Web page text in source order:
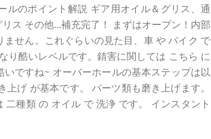
ルのポイント解説 ギア用オイル＆グリス、通
ス その他...補充完了！ まずはオープン！内部
せん。これぐらいの見た目、車 や バイク で
り酷いレベルです。錆害に関しては こちら に
ですね~ オーバーホールの基本ステップは以
げ が基本です。 パーツ類も磨き上げます。
種類 の オイル で 洗浄 です。 インスタント